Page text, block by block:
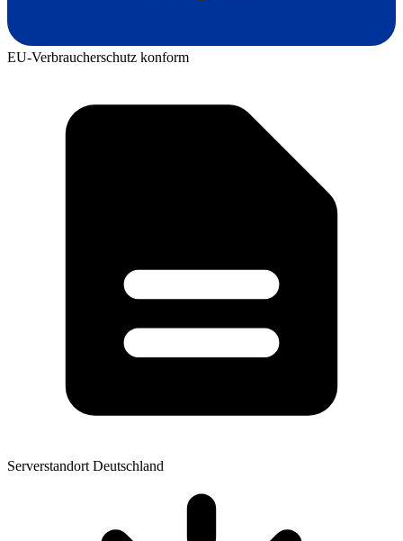
EU-Verbraucherschutz konform
Serverstandort Deutschland